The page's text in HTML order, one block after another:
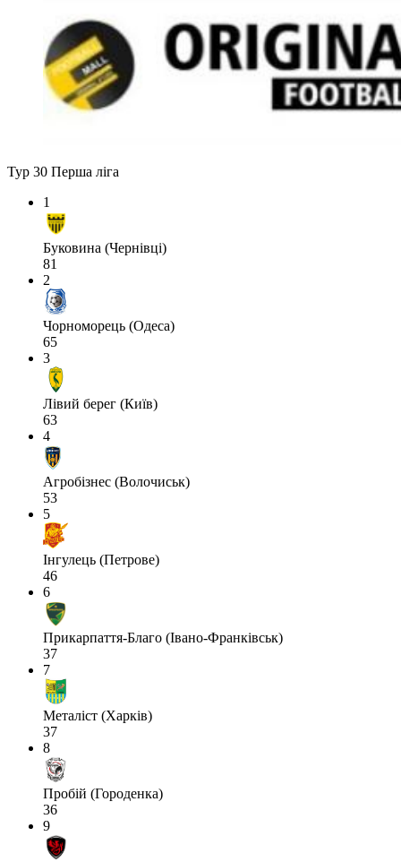
Тур 30 Перша ліга
1
Буковина (Чернівці)
81
2
Чорноморець (Одеса)
65
3
Лівий берег (Київ)
63
4
Агробізнес (Волочиськ)
53
5
Інгулець (Петрове)
46
6
Прикарпаття-Благо (Івано-Франківськ)
37
7
Металіст (Харків)
37
8
Пробій (Городенка)
36
9